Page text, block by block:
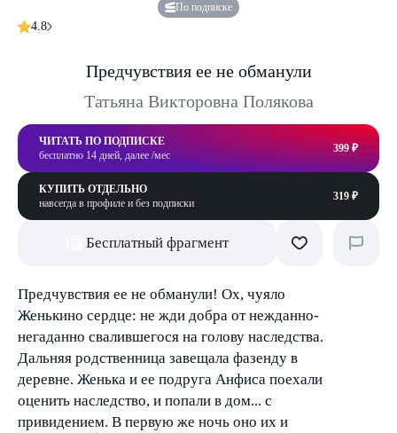
По подписке
4.8
Предчувствия ее не обманули
Татьяна Викторовна Полякова
ЧИТАТЬ ПО ПОДПИСКЕ
бесплатно 14 дней, далее /мес
399 ₽
КУПИТЬ ОТДЕЛЬНО
навсегда в профиле и без подписки
319 ₽
Бесплатный фрагмент
Предчувствия ее не обманули! Ох, чуяло
Женькино сердце: не жди добра от нежданно-
негаданно свалившегося на голову наследства.
Дальняя родственница завещала фазенду в
деревне. Женька и ее подруга Анфиса поехали
оценить наследство, и попали в дом... с
привидением. В первую же ночь оно их и